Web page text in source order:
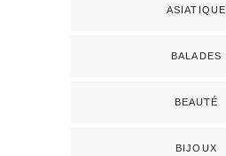
ASIATIQUE
BALADES
BEAUTÉ
BIJOUX